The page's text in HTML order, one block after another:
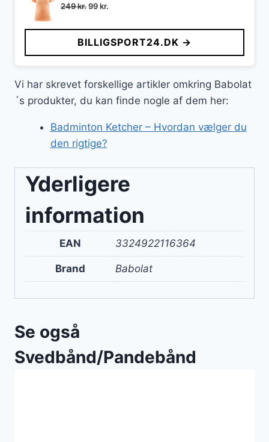
249kr.Den
pris
var:
249 kr..
99kr.
pris
er:
99 kr..
BILLIGSPORT24.DK →
Vi har skrevet forskellige artikler omkring Babolat
´s produkter, du kan finde nogle af dem her:
Badminton Ketcher – Hvordan vælger du
den rigtige?
Yderligere
information
EAN 3324922116364
Brand Babolat
Se også
Svedbånd/Pandebånd